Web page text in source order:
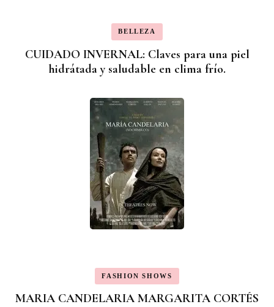
BELLEZA
CUIDADO INVERNAL: Claves para una piel
hidrátada y saludable en clima frío.
FASHION SHOWS
MARIA CANDELARIA MARGARITA CORTÉS